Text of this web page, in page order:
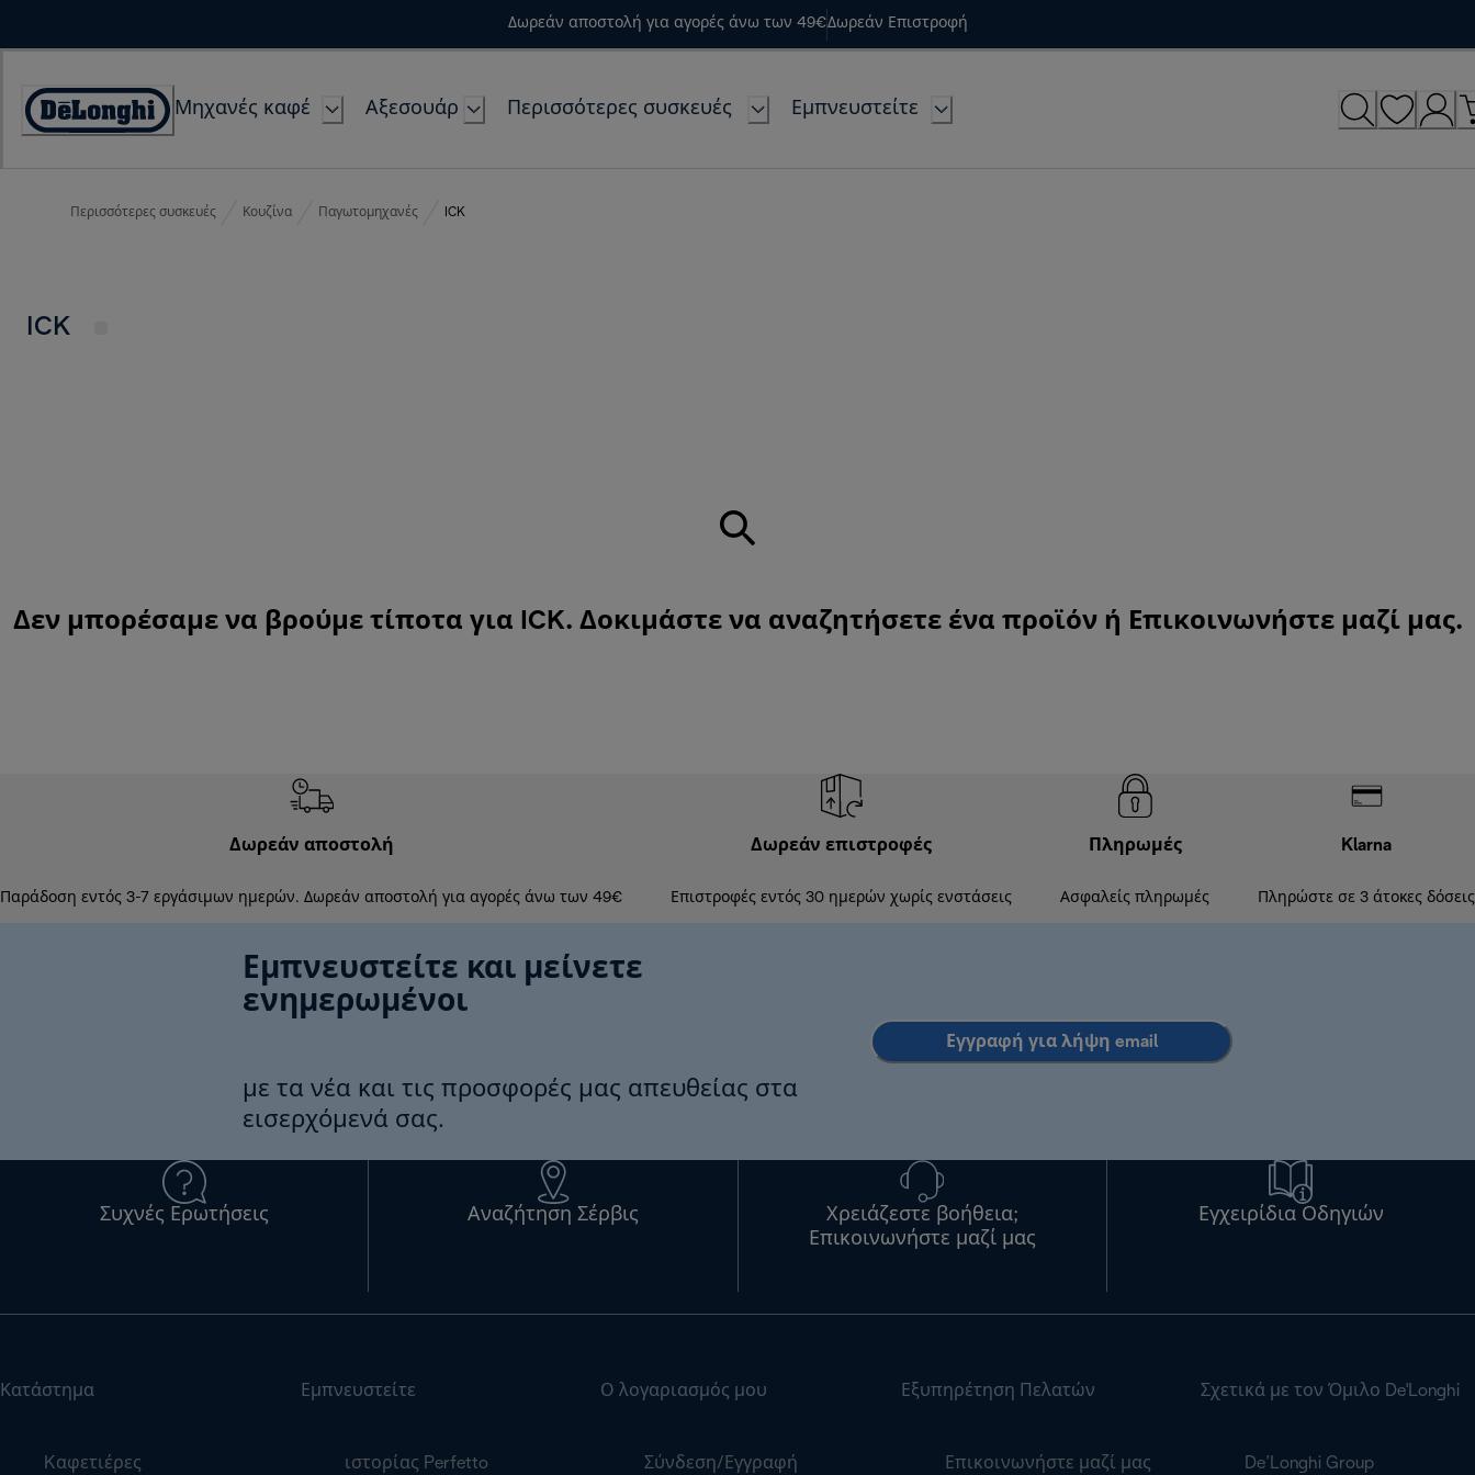
Δωρεάν αποστολή για αγορές άνω των 49€Δωρεάν Επιστροφή
Accessibility
Μηχανές καφέ Αξεσουάρ Περισσότερες συσκευές Εμπνευστείτε
Περισσότερες συσκευές Κουζίνα Παγωτομηχανές ICK
ICK
Δεν μπορέσαμε να βρούμε τίποτα για ICK. Δοκιμάστε να αναζητήσετε ένα προϊόν ή Επικοινωνήστε μαζί μας.
Δωρεάν αποστολή
Παράδοση εντός 3-7 εργάσιμων ημερών. Δωρεάν αποστολή για αγορές άνω των 49€
Δωρεάν επιστροφές
Επιστροφές εντός 30 ημερών χωρίς ενστάσεις
Πληρωμές
Ασφαλείς πληρωμές
Klarna
Πληρώστε σε 3 άτοκες δόσεις
Εμπνευστείτε και μείνετε
ενημερωμένοι
με τα νέα και τις προσφορές μας απευθείας στα
εισερχόμενά σας.
Εγγραφή για λήψη email
Συχνές Ερωτήσεις Αναζήτηση Σέρβις
Χρειάζεστε βοήθεια;
Επικοινωνήστε μαζί μας
Εγχειρίδια Οδηγιών
Κατάστημα
Kαφετιέρες
Εμπνευστείτε
ιστορίας Perfetto
Ο λογαριασμός μου
Σύνδεση/Εγγραφή
Εξυπηρέτηση Πελατών
Επικοινωνήστε μαζί μας
Σχετικά με τον Όμιλο De'Longhi
De’Longhi Group